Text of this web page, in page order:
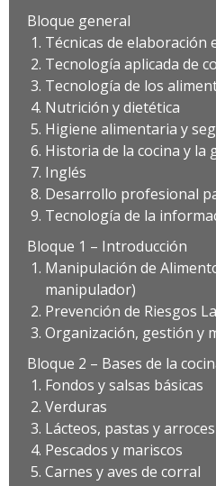
Bloque general
Técnicas de elaboración
Tecnología aplicada de
Tecnología de los
Nutrición y dietética
Higiene alimentaria y
Historia de la cocina y la
Inglés
Desarrollo profesional
Tecnología de la
Bloque 1 – Introducción
Manipulación de
manipulador)
Prevención de Riesgos
Organización, gestión y
Bloque 2 – Bases de la
Fondos y salsas básicas
Verduras
Lácteos, pastas y arroces
Pescados y mariscos
Carnes y aves de corral